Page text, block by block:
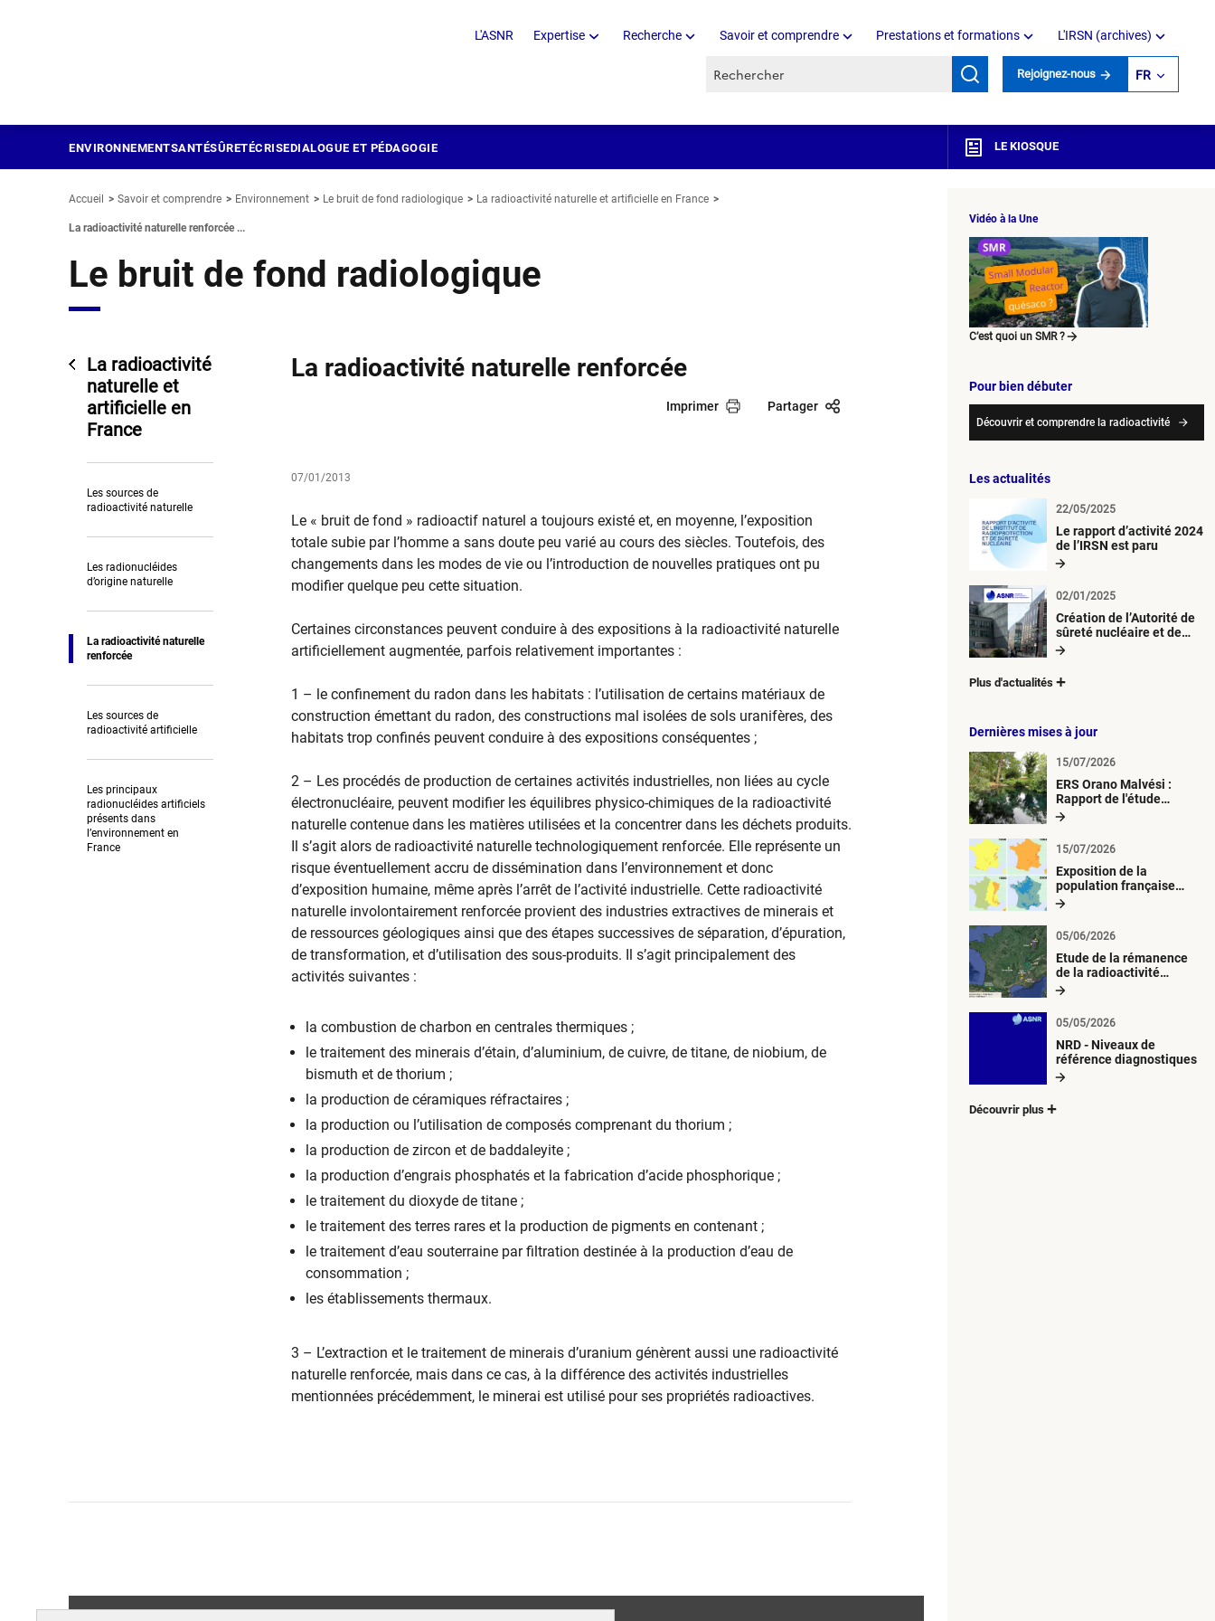
L'ASNR Expertise Recherche Savoir et comprendre Prestations et formations L'IRSN (archives)
Recherche par mots clés Rejoignez-nous FR
ENVIRONNEMENTSANTÉSÛRETÉCRISEDIALOGUE ET PÉDAGOGIE LE KIOSQUE
Accueil Savoir et comprendre Environnement Le bruit de fond radiologique La radioactivité naturelle et artificielle en France
La radioactivité naturelle renforcée ...
Le bruit de fond radiologique
La radioactivité
naturelle et
artificielle en
France
Les sources de
radioactivité naturelle
Les radionucléides
d’origine naturelle
La radioactivité naturelle
renforcée
Les sources de
radioactivité artificielle
Les principaux
radionucléides artificiels
présents dans
l’environnement en
France
La radioactivité naturelle renforcée
Imprimer Partager
07/01/2013
Le « bruit de fond » radioactif naturel a toujours existé et, en moyenne, l’exposition
totale subie par l’homme a sans doute peu varié au cours des siècles. Toutefois, des
changements dans les modes de vie ou l’introduction de nouvelles pratiques ont pu
modifier quelque peu cette situation.
Certaines circonstances peuvent conduire à des expositions à la radioactivité naturelle
artificiellement augmentée, parfois relativement importantes :
1 – le confinement du radon dans les habitats : l’utilisation de certains matériaux de
construction émettant du radon, des constructions mal isolées de sols uranifères, des
habitats trop confinés peuvent conduire à des expositions conséquentes ;
2 – Les procédés de production de certaines activités industrielles, non liées au cycle
électronucléaire, peuvent modifier les équilibres physico-chimiques de la radioactivité
naturelle contenue dans les matières utilisées et la concentrer dans les déchets produits.
Il s’agit alors de radioactivité naturelle technologiquement renforcée. Elle représente un
risque éventuellement accru de dissémination dans l’environnement et donc
d’exposition humaine, même après l’arrêt de l’activité industrielle. Cette radioactivité
naturelle involontairement renforcée provient des industries extractives de minerais et
de ressources géologiques ainsi que des étapes successives de séparation, d’épuration,
de transformation, et d’utilisation des sous-produits. Il s’agit principalement des
activités suivantes :
la combustion de charbon en centrales thermiques ;
le traitement des minerais d’étain, d’aluminium, de cuivre, de titane, de niobium, de
bismuth et de thorium ;
la production de céramiques réfractaires ;
la production ou l’utilisation de composés comprenant du thorium ;
la production de zircon et de baddaleyite ;
la production d’engrais phosphatés et la fabrication d’acide phosphorique ;
le traitement du dioxyde de titane ;
le traitement des terres rares et la production de pigments en contenant ;
le traitement d’eau souterraine par filtration destinée à la production d’eau de
consommation ;
les établissements thermaux.
3 – L’extraction et le traitement de minerais d’uranium génèrent aussi une radioactivité
naturelle renforcée, mais dans ce cas, à la différence des activités industrielles
mentionnées précédemment, le minerai est utilisé pour ses propriétés radioactives.
Vidéo à la Une
C’est quoi un SMR ?
Pour bien débuter
Découvrir et comprendre la radioactivité
Les actualités
Le rapport d’activité 2024
de l’IRSN est paru
22/05/2025
Création de l’Autorité de
sûreté nucléaire et de
radioprotection (ASNR)
02/01/2025
Plus d'actualités
Dernières mises à jour
ERS Orano Malvési :
Rapport de l'étude
radiologique du milieu
15/07/2026
Exposition de la
population française
métropolitaine aux
atmosphériques
radioactives depuis 1945
15/07/2026
Etude de la rémanence
de la radioactivité
d’origine artificielle
05/06/2026
NRD - Niveaux de
référence diagnostiques
05/05/2026
Découvrir plus